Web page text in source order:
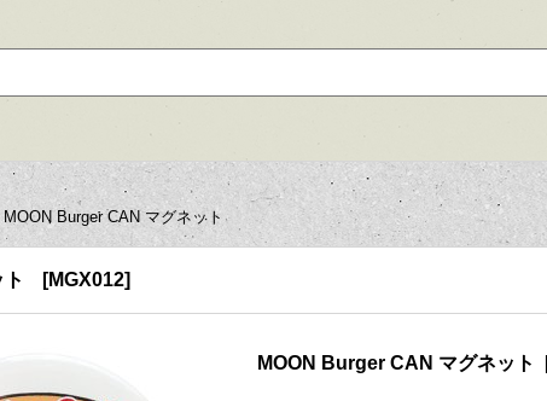
MOON Burger CAN マグネット
[MGX012]
MOON Burger CAN マグネット